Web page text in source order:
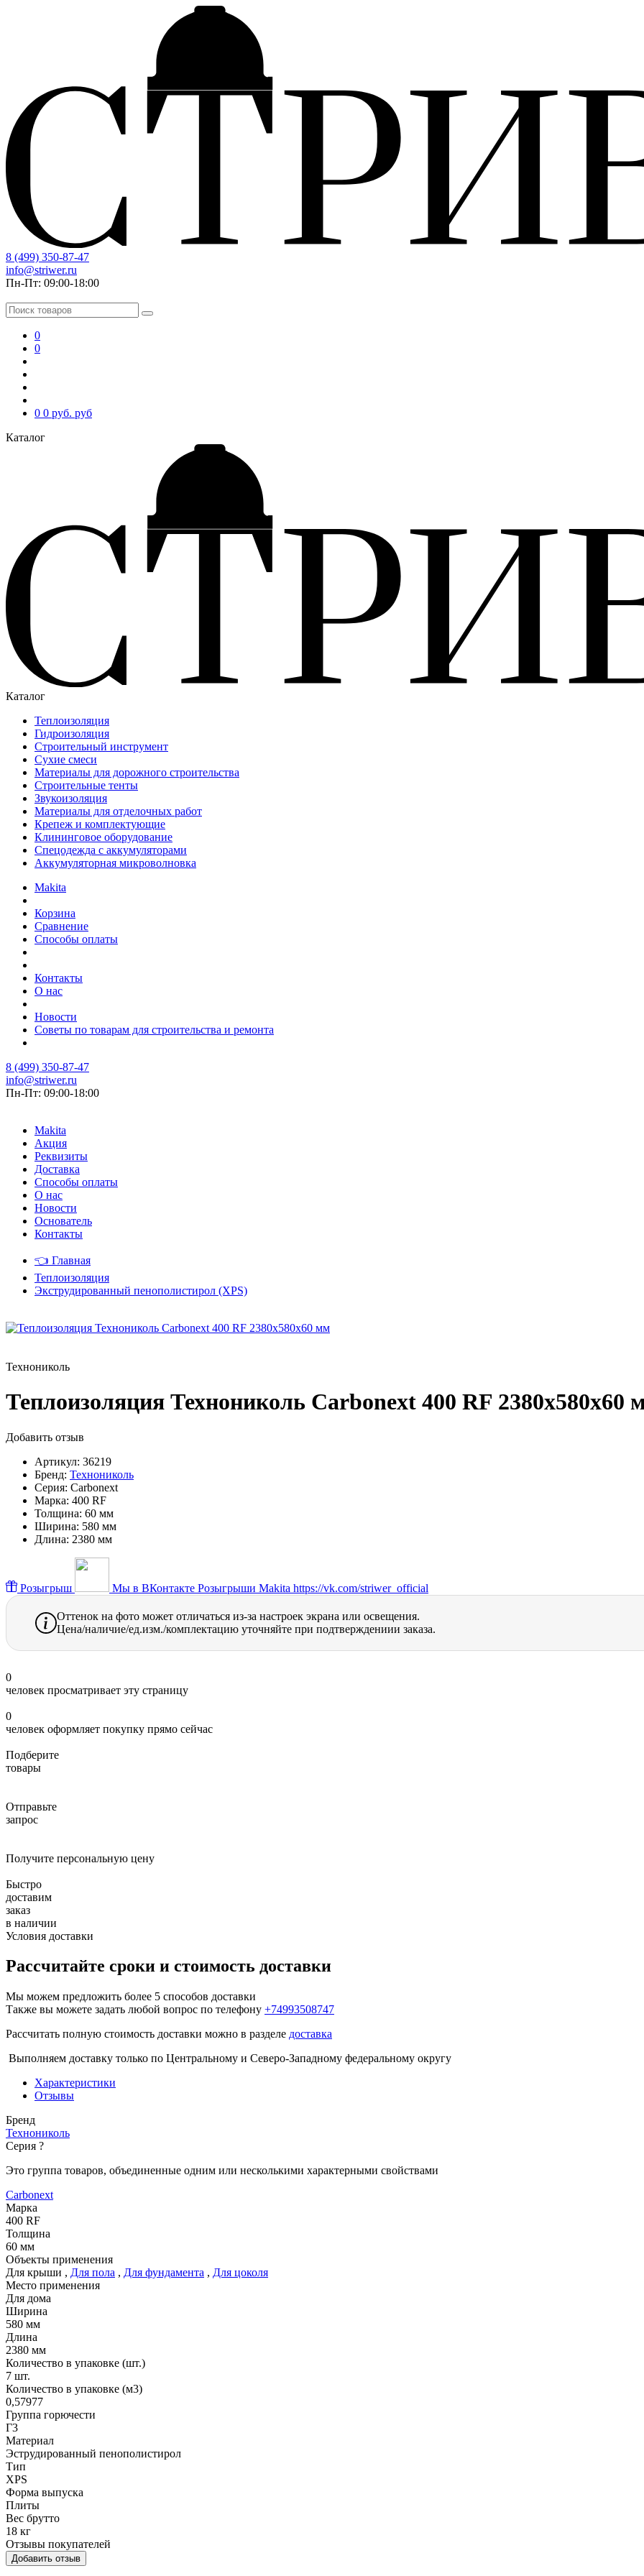
8 (499) 350-87-47
info@striwer.ru
Пн-Пт: 09:00-18:00
0
0
0 0 руб. руб
Каталог
Каталог
Теплоизоляция
Гидроизоляция
Строительный инструмент
Сухие смеси
Материалы для дорожного строительства
Строительные тенты
Звукоизоляция
Материалы для отделочных работ
Крепеж и комплектующие
Клининговое оборудование
Спецодежда с аккумуляторами
Аккумуляторная микроволновка
Makita
Корзина
Сравнение
Способы оплаты
Контакты
О нас
Новости
Советы по товарам для строительства и ремонта
8 (499) 350-87-47
info@striwer.ru
Пн-Пт: 09:00-18:00
Makita
Акция
Реквизиты
Доставка
Способы оплаты
О нас
Новости
Основатель
Контакты
👈 Главная
Теплоизоляция
Экструдированный пенополистирол (XPS)
Технониколь
Теплоизоляция Технониколь Carbonext 400 RF 2380х580х60
Добавить отзыв
Артикул: 36219
Бренд: Технониколь
Серия: Carbonext
Марка: 400 RF
Толщина: 60 мм
Ширина: 580 мм
Длина: 2380 мм
Розыгрыш Мы в ВКонтакте Розыгрыши Makita https://vk.com/striwer_official
Оттенок на фото может отличаться из-за настроек экрана или освещения.
Цена/наличие/ед.изм./комплектацию уточняйте при подтверждениии заказа.
0
человек просматривает эту страницу
0
человек оформляет покупку прямо сейчас
Подберите
товары
Отправьте
запрос
Получите персональную цену
Быстро
доставим
заказ
в наличии
Условия доставки
Рассчитайте сроки и стоимость доставки
Мы можем предложить более 5 способов доставки
Также вы можете задать любой вопрос по телефону +74993508747
Рассчитать полную стоимость доставки можно в разделе доставка
Выполняем доставку только по Центральному и Северо-Западному федеральному округу
Характеристики
Отзывы
Бренд
Технониколь
Серия ?
Это группа товаров, объединенные одним или несколькими характерными свойствами
Carbonext
Марка
400 RF
Толщина
60 мм
Объекты применения
Для крыши , Для пола , Для фундамента , Для цоколя
Место применения
Для дома
Ширина
580 мм
Длина
2380 мм
Количество в упаковке (шт.)
7 шт.
Количество в упаковке (м3)
0,57977
Группа горючести
Г3
Материал
Эструдированный пенополистирол
Тип
XPS
Форма выпуска
Плиты
Вес брутто
18 кг
Отзывы покупателей
Добавить отзыв